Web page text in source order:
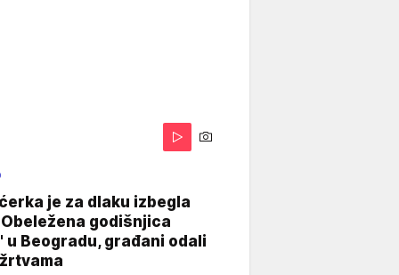
je za dlaku izbegla
godišnjica
u Beogradu, građani odali